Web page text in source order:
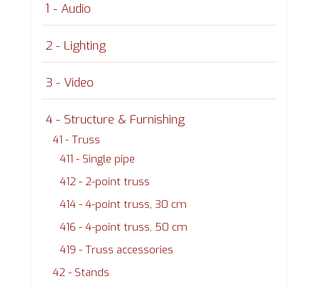
1 - Audio
2 - Lighting
3 - Video
4 - Structure & Furnishing
41 - Truss
411 - Single pipe
412 - 2-point truss
414 - 4-point truss, 30 cm
416 - 4-point truss, 50 cm
419 - Truss accessories
42 - Stands